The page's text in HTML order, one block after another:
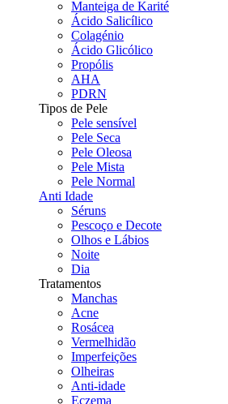
Manteiga de Karité
Ácido Salicílico
Colagénio
Ácido Glicólico
Propólis
AHA
PDRN
Tipos de Pele
Pele sensível
Pele Seca
Pele Oleosa
Pele Mista
Pele Normal
Anti Idade
Séruns
Pescoço e Decote
Olhos e Lábios
Noite
Dia
Tratamentos
Manchas
Acne
Rosácea
Vermelhidão
Imperfeições
Olheiras
Anti-idade
Eczema